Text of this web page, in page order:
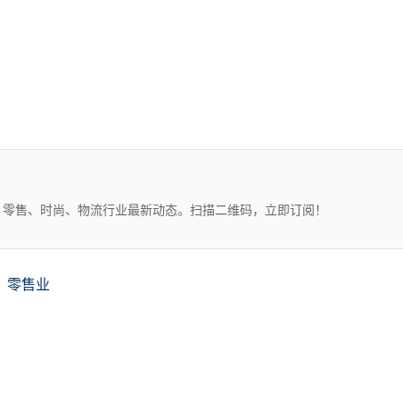
售、时尚、物流行业最新动态。扫描二维码，立即订阅！
零售业